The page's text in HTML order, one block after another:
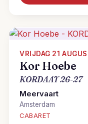
VRIJDAG 21
Kor Hoebe
KORDAAT 26-27
Meervaart
Amsterdam
CABARET